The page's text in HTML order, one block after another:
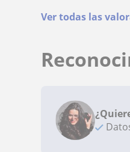
Ver todas las